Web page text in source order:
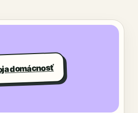
domácnosť